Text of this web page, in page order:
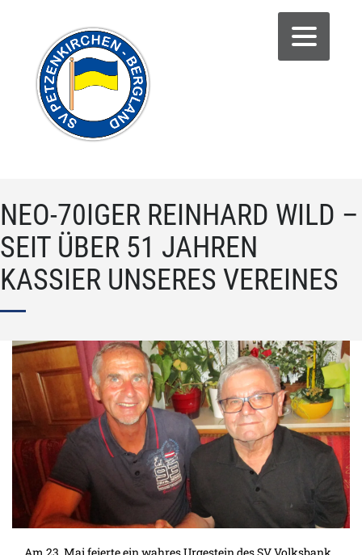
NEO-70IGER REINHARD WILD –
SEIT ÜBER 51 JAHREN
KASSIER UNSERES VEREINES